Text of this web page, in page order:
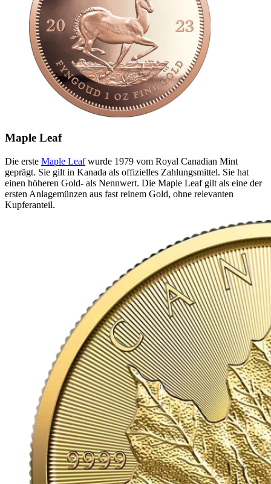
Maple Leaf
Die erste Maple Leafwurde 1979 vom Royal Canadian Mint
geprägt. Sie gilt in Kanada als offizielles Zahlungsmittel. Sie hat
einen höheren Gold- als Nennwert. Die Maple Leaf gilt als eine der
ersten Anlagemünzen aus fast reinem Gold, ohne relevanten
Kupferanteil.